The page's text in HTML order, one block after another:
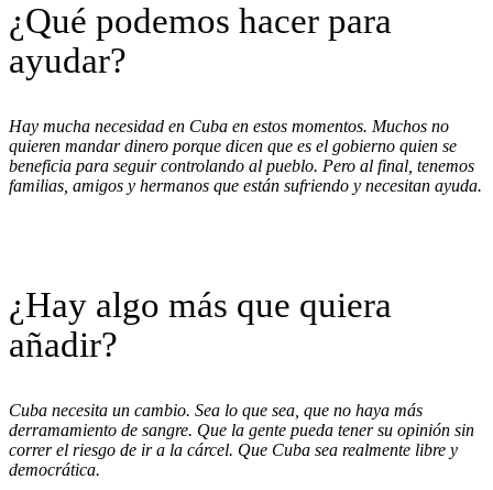
¿Qué podemos hacer para
ayudar?
Hay mucha necesidad en Cuba en estos momentos. Muchos no
quieren mandar dinero porque dicen que es el gobierno quien se
beneficia para seguir controlando al pueblo. Pero al final, tenemos
familias, amigos y hermanos que están sufriendo y necesitan ayuda.
¿Hay algo más que quiera
añadir?
Cuba necesita un cambio. Sea lo que sea, que no haya más
derramamiento de sangre. Que la gente pueda tener su opinión sin
correr el riesgo de ir a la cárcel. Que Cuba sea realmente libre y
democrática.